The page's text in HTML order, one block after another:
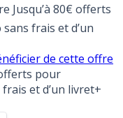
Jusqu’à 80€ offerts
frais et d’un
de cette offre
pour
et d’un livret+